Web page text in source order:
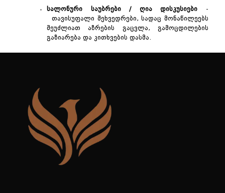
სალონური საუბრები/ ღია დისკუსიები -
თავისუფალი შეხვედრები, სადაც მონაწილეებს
შეუძლიათ აზრების გაცვლა, გამოცდილების
გაზიარება და კითხვების დასმა.